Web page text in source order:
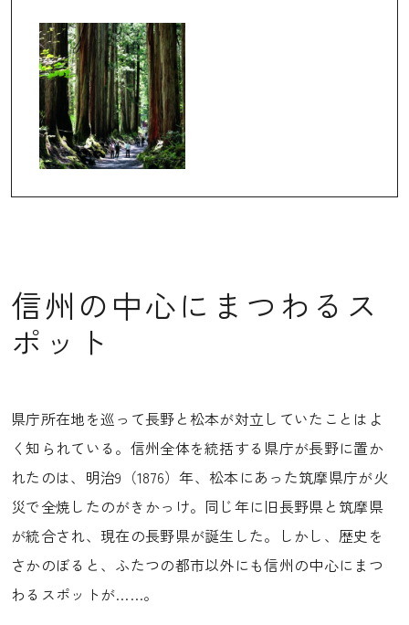
信州の中心にまつわるス
ポット
県庁所在地を巡って長野と松本が対立していたことはよ
く知られている。信州全体を統括する県庁が長野に置か
れたのは、明治9（1876）年、松本にあった筑摩県庁が火
災で全焼したのがきかっけ。同じ年に旧長野県と筑摩県
が統合され、現在の長野県が誕生した。しかし、歴史を
さかのぼると、ふたつの都市以外にも信州の中心にまつ
わるスポットが……。